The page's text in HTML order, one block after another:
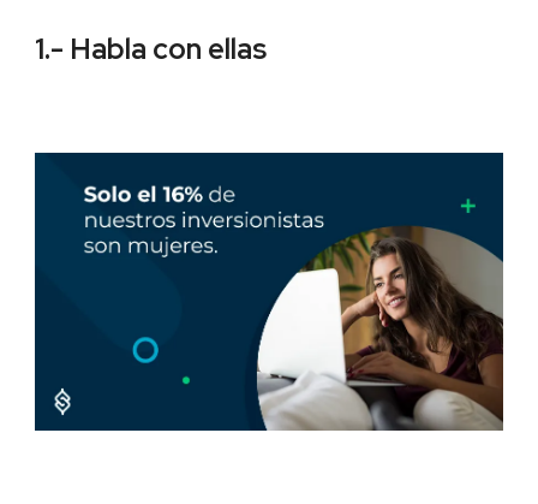
1.- Habla con ellas